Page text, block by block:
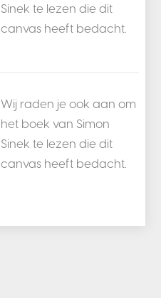
Sinek te lezen die dit
canvas heeft bedacht.
Wij raden je ook aan om
het boek van Simon
Sinek te lezen die dit
canvas heeft bedacht.